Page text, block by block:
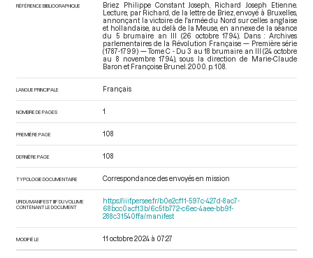
RÉFÉRENCE BIBLIOGRAPHIQUE
Briez Philippe Constant Joseph, Richard Joseph Etienne.
Lecture, par Richard, de la lettre de Briez, envoyé à Bruxelles,
annonçant la victoire de l'armée du Nord sur celles anglaise
et hollandaise, au delà de la Meuse, en annexe de la séance
du 5 brumaire an III (26 octobre 1794). Dans : Archives
parlementaires de la Révolution Française — Première série
(1787-1799) — Tome C - Du 3 au 18 brumaire an III (24 octobre
au 8 novembre 1794) , sous la direction de Marie-Claude
Baron et Françoise Brunel. 2000. p. 108.
LANGUE PRINCIPALE Français
NOMBRE DE PAGES 1
PREMIÈRE PAGE 108
DERNIÈRE PAGE 108
TYPOLOGIE DOCUMENTAIRE Correspondance des envoyés en mission
URI DU MANIFEST IIIF DU VOLUME
CONTENANT LE DOCUMENT
https://iiif.persee.fr/b0e2cf11-597c-427d-8ac7-
68bcc0acf13b/6c51b772-c6ec-4aee-bb9f-
288c31540ffa/manifest
MODIFIÉ LE 11 octobre 2024 à 07:27